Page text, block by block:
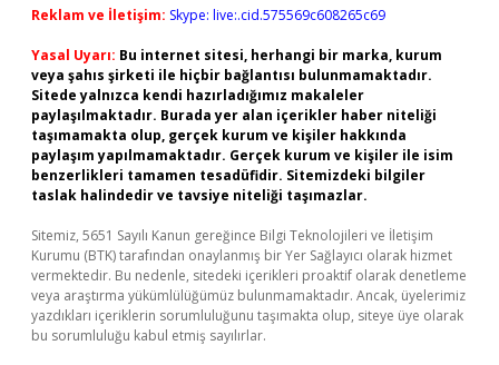
Reklam ve İletişim: Skype: live:.cid.575569c608265c69
Yasal Uyarı: Bu internet sitesi, herhangi bir marka, kurum
veya şahıs şirketi ile hiçbir bağlantısı bulunmamaktadır.
Sitede yalnızca kendi hazırladığımız makaleler
paylaşılmaktadır. Burada yer alan içerikler haber niteliği
taşımamakta olup, gerçek kurum ve kişiler hakkında
paylaşım yapılmamaktadır. Gerçek kurum ve kişiler ile isim
benzerlikleri tamamen tesadüfidir. Sitemizdeki bilgiler
taslak halindedir ve tavsiye niteliği taşımazlar.
Sitemiz, 5651 Sayılı Kanun gereğince Bilgi Teknolojileri ve İletişim
Kurumu (BTK) tarafından onaylanmış bir Yer Sağlayıcı olarak hizmet
vermektedir. Bu nedenle, sitedeki içerikleri proaktif olarak denetleme
veya araştırma yükümlülüğümüz bulunmamaktadır. Ancak, üyelerimiz
yazdıkları içeriklerin sorumluluğunu taşımakta olup, siteye üye olarak
bu sorumluluğu kabul etmiş sayılırlar.